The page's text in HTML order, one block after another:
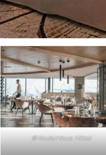
©VoulezVous Hôtel